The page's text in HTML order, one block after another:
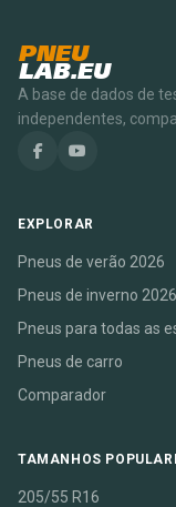
PNEU
LAB.EU
A base de dados de
independentes,
EXPLORAR
Pneus de verão 2026
Pneus de inverno 2026
Pneus para todas as
Pneus de carro
Comparador
TAMANHOS
205/55 R16